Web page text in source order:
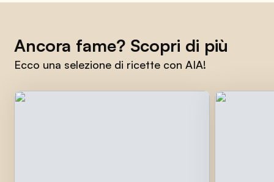
Ancora fame? Scopri di più
Ecco una selezione di ricette con AIA!